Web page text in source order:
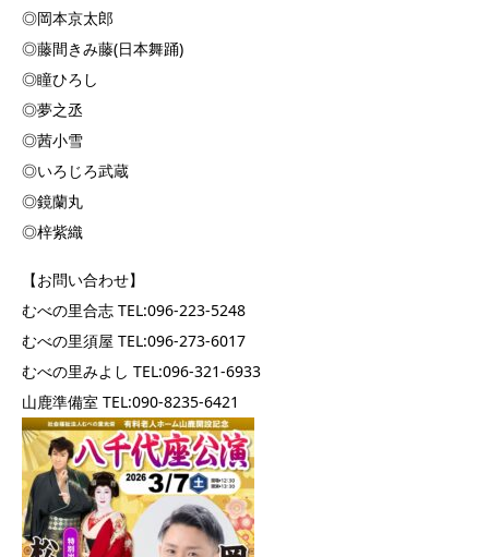
◎岡本京太郎
◎藤間きみ藤(日本舞踊)
◎瞳ひろし
◎夢之丞
◎茜小雪
◎いろじろ武蔵
◎鏡蘭丸
◎梓紫織
【お問い合わせ】
むべの里合志 TEL:096-223-5248
むべの里須屋 TEL:096-273-6017
むべの里みよし TEL:096-321-6933
山鹿準備室 TEL:090-8235-6421